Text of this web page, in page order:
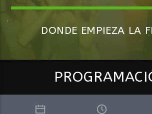
DONDE EMPIEZA LA